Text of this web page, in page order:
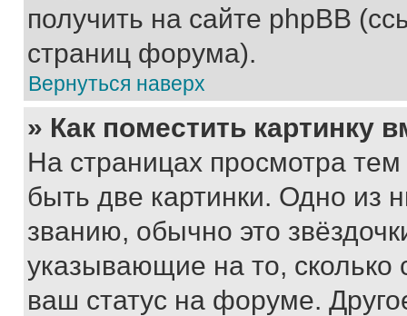
получить на сайте phpBB
страниц форума).
Вернуться наверх
» Как поместить картинку
На страницах просмотра
быть две картинки. Одно из
званию, обычно это
указывающие на то,
ваш статус на форуме.